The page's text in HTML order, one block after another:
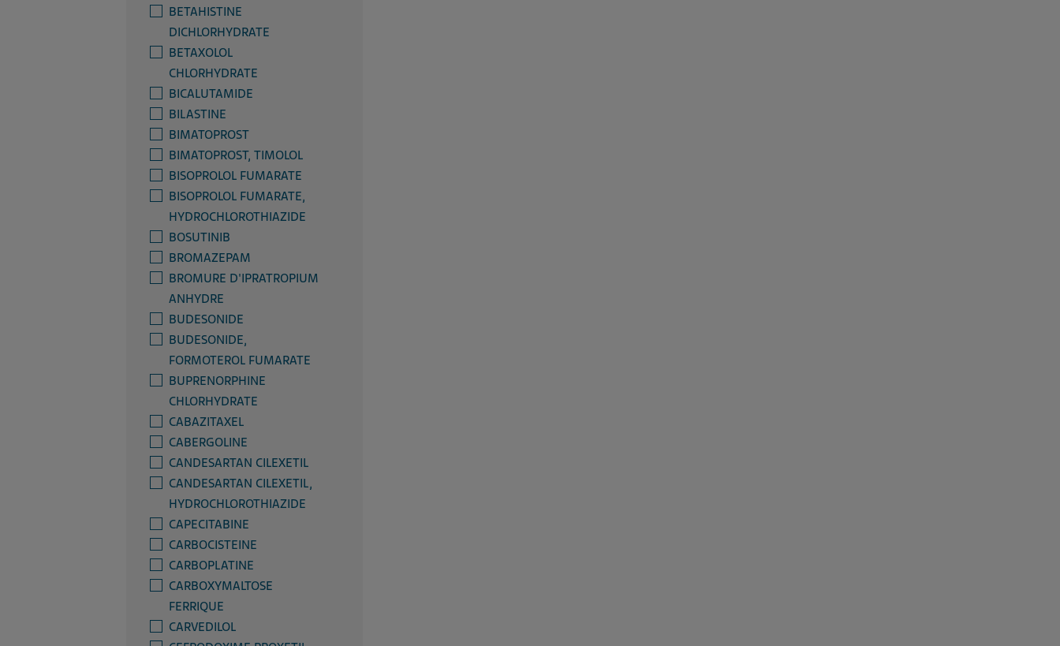
BETAHISTINE
DICHLORHYDRATE
BETAXOLOL
CHLORHYDRATE
BICALUTAMIDE
BILASTINE
BIMATOPROST
BIMATOPROST, TIMOLOL
BISOPROLOL FUMARATE
BISOPROLOL FUMARATE,
HYDROCHLOROTHIAZIDE
BOSUTINIB
BROMAZEPAM
BROMURE D'IPRATROPIUM
ANHYDRE
BUDESONIDE
BUDESONIDE,
FORMOTEROL FUMARATE
BUPRENORPHINE
CHLORHYDRATE
CABAZITAXEL
CABERGOLINE
CANDESARTAN CILEXETIL
CANDESARTAN CILEXETIL,
HYDROCHLOROTHIAZIDE
CAPECITABINE
CARBOCISTEINE
CARBOPLATINE
CARBOXYMALTOSE
FERRIQUE
CARVEDILOL